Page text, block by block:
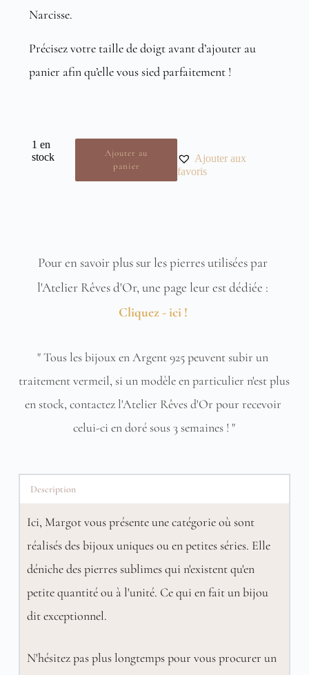
Narcisse.
Précisez votre taille de doigt avant d’ajouter au
panier afin qu’elle vous sied parfaitement !
1 en
stock
Ajouter au
panier
Ajouter aux
favoris
Pour en savoir plus sur les pierres utilisées par
Cliquez - ici !
" Tous les bijoux en Argent 925 peuvent subir un
traitement vermeil, si un modèle en particulier n'est plus
en stock, contactez l'Atelier Rêves d'Or pour recevoir
celui-ci en doré sous 3 semaines ! "
Description
Ici, Margot vous présente une catégorie où sont
réalisés des bijoux uniques ou en petites séries. Elle
déniche des pierres sublimes qui n'existent qu'en
petite quantité ou à l'unité. Ce qui en fait un bijou
dit exceptionnel.
N'hésitez pas plus longtemps pour vous procurer un